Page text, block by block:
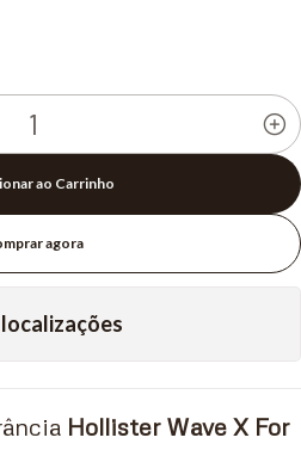
ao Carrinho
agora
Hollister Wave X For